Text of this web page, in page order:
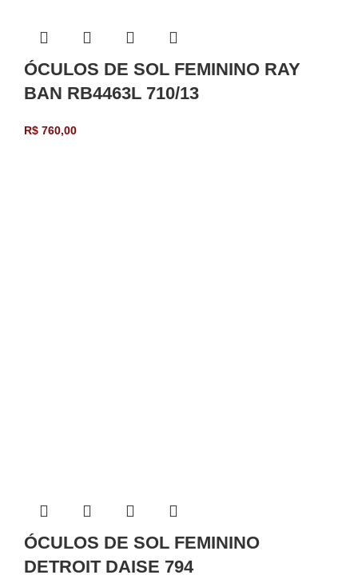
ÓCULOS DE SOL FEMININO RAY
BAN RB4463L 710/13
R$ 760,00
ÓCULOS DE SOL FEMININO
DETROIT DAISE 794